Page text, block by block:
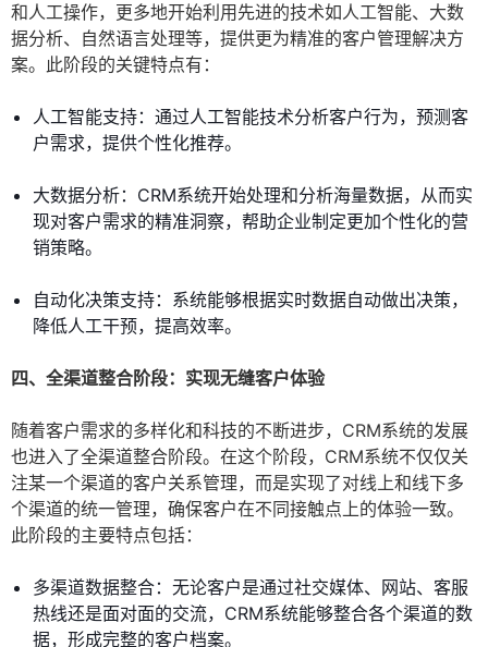
和人工操作，更多地开始利用先进的技术如人工智能、大数
据分析、自然语言处理等，提供更为精准的客户管理解决方
案。此阶段的关键特点有：
人工智能支持：通过人工智能技术分析客户行为，预测客
户需求，提供个性化推荐。
大数据分析：CRM系统开始处理和分析海量数据，从而实
现对客户需求的精准洞察，帮助企业制定更加个性化的营
销策略。
自动化决策支持：系统能够根据实时数据自动做出决策，
降低人工干预，提高效率。
四、全渠道整合阶段：实现无缝客户体验
随着客户需求的多样化和科技的不断进步，CRM系统的发展
也进入了全渠道整合阶段。在这个阶段，CRM系统不仅仅关
注某一个渠道的客户关系管理，而是实现了对线上和线下多
个渠道的统一管理，确保客户在不同接触点上的体验一致。
此阶段的主要特点包括：
多渠道数据整合：无论客户是通过社交媒体、网站、客服
热线还是面对面的交流，CRM系统能够整合各个渠道的数
据，形成完整的客户档案。